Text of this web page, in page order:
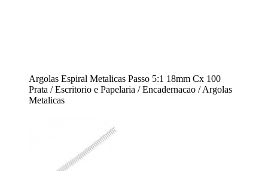
Argolas Espiral Metalicas Passo 5:1 18mm Cx 100
Prata / Escritorio e Papelaria / Encadernacao / Argolas
Metalicas